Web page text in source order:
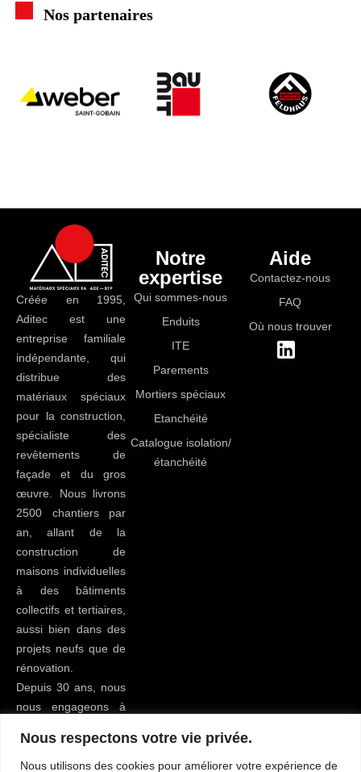
Nous respectons votre vie privée.
Nous utilisons des cookies pour améliorer votre expérience de
Nos partenaires
Créée en 1995,
Aditec est une
entreprise familiale
indépendante, qui
distribue des
matériaux spéciaux
pour la construction,
spécialiste des
revêtements de
façade et du gros
œuvre. Nous livrons
2500 chantiers par
an, allant de la
construction de
maisons individuelles
à des bâtiments
collectifs et tertiaires,
aussi bien dans des
projets neufs que de
rénovation.
Depuis 30 ans, nous
nous engageons à
service possible à
tous nos clients du
Notre
expertise
Qui sommes-nous
Enduits
ITE
Parements
Mortiers spéciaux
Etanchéité
Catalogue isolation/
étanchéité
Aide
Contactez-nous
FAQ
Où nous trouver